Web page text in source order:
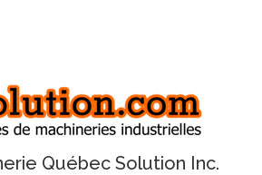
Québec Solution Inc.